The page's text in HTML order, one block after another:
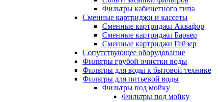
Фильтры кабинетного типа
Сменные картриджи и кассеты
Сменные картриджи Аквафор
Сменные картриджи Барьер
Сменные картриджи Гейзер
Сопутствующее оборудование
Фильтры грубой очистки воды
Фильтры для воды к бытовой технике
Фильтры для питьевой воды
Фильтры под мойку
Фильтры под мойку